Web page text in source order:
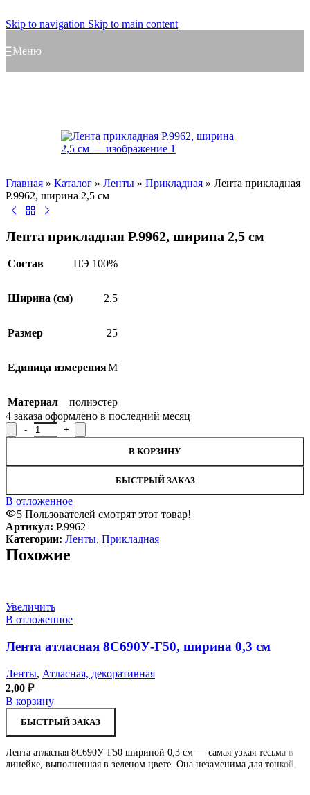
Skip to navigation Skip to main content
Меню
Главная » Каталог » Ленты » Прикладная » Лента прикладная
Р.9962, ширина 2,5 см
Лента прикладная Р.9962, ширина 2,5 см
Состав ПЭ 100%
Ширина (см) 2.5
Размер 25
Единица измеренияМ
Материал
полиэстер
4 заказа оформлено в последний месяц
В КОРЗИНУ
БЫСТРЫЙ ЗАКАЗ
В отложенное
5 Пользователей смотрят этот товар!
Артикул: Р.9962
Категории: Ленты, Прикладная
Похожие
Увеличить
В отложенное
Лента атласная 8С690У-Г50, ширина 0,3 см
Ленты, Атласная, декоративная
2,00 ₽
В корзину
БЫСТРЫЙ ЗАКАЗ
Лента атласная 8С690У-Г50 шириной 0,3 см — самая узкая тесьма в
линейке, выполненная в зеленом цвете. Она незаменима для тонкой,